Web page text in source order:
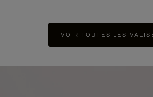
VOIR TOUTES LES